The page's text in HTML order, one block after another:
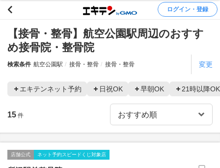
ログイン・登録
【接骨・整骨】航空公園駅周辺のおすす
め接骨院・整骨院
検索条件 航空公園駅 接骨・整骨 接骨・整骨 変更
エキテンネット予約 日祝OK 早朝OK 21時以降OK
15 件
店舗公式 ネット予約スピードくじ対象店